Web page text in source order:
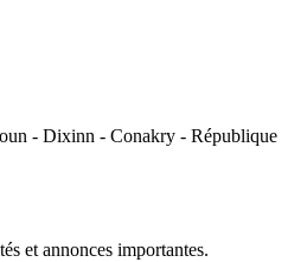
- Dixinn - Conakry - République
et annonces importantes.